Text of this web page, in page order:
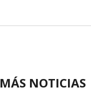
MÁS NOTICIAS